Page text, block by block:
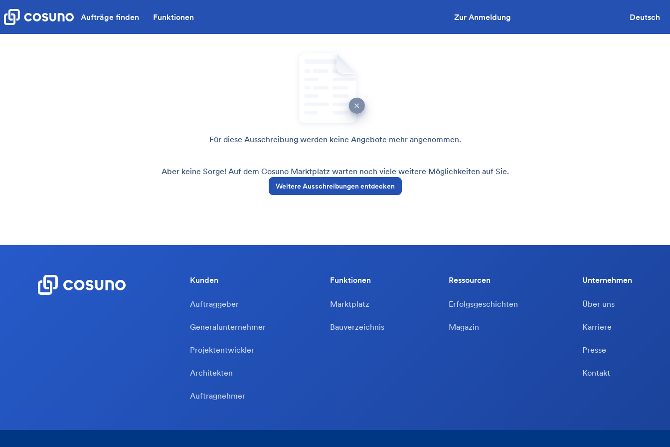
Aufträge finden Funktionen Zur Anmeldung Deutsch
Für diese Ausschreibung werden keine Angebote mehr angenommen.
Aber keine Sorge! Auf dem Cosuno Marktplatz warten noch viele weitere Möglichkeiten auf Sie.
Weitere Ausschreibungen entdecken
Kunden
Auftraggeber
Generalunternehmer
Projektentwickler
Architekten
Auftragnehmer
Funktionen
Marktplatz
Bauverzeichnis
Ressourcen
Erfolgsgeschichten
Magazin
Unternehmen
Über uns
Karriere
Presse
Kontakt